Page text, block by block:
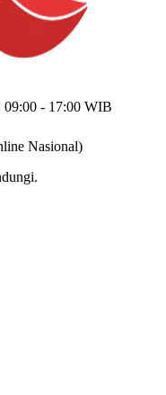
09:00 - 17:00 WIB
Nasional)